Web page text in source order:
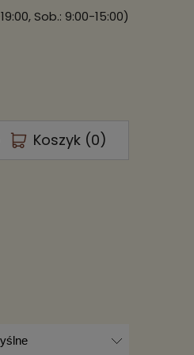
Sob.: 9:00-15:00)
Koszyk (0)